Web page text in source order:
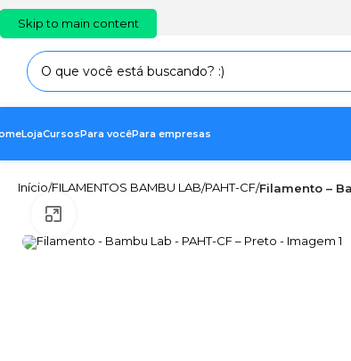
Skip to main content
EN PT ES
LojaCursosPara vocêPara empresas
Início/FILAMENTOS BAMBU LAB/PAHT-CF/Filamento –